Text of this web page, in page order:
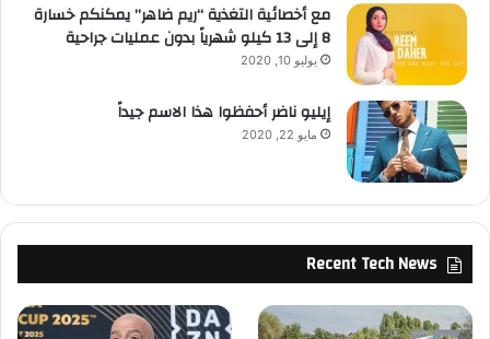
مع أخصائية التغذية “ريم ضاهر” يمكنكم خسارة
8 إلى 13 كيلو شهرياً بدون عمليات جراحية
يوليو 10, 2020
إيليو ناضر أحفظوا هذا الاسم جيداً
مايو 22, 2020
Recent Tech News